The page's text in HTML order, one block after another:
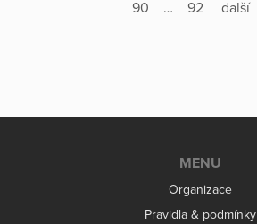
90
… 92 další
MENU
Organizace
Pravidla & podmínky